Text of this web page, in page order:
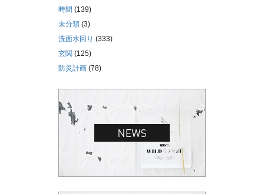
時間 (139)
未分類 (3)
洗面水回り (333)
玄関 (125)
防災計画 (78)